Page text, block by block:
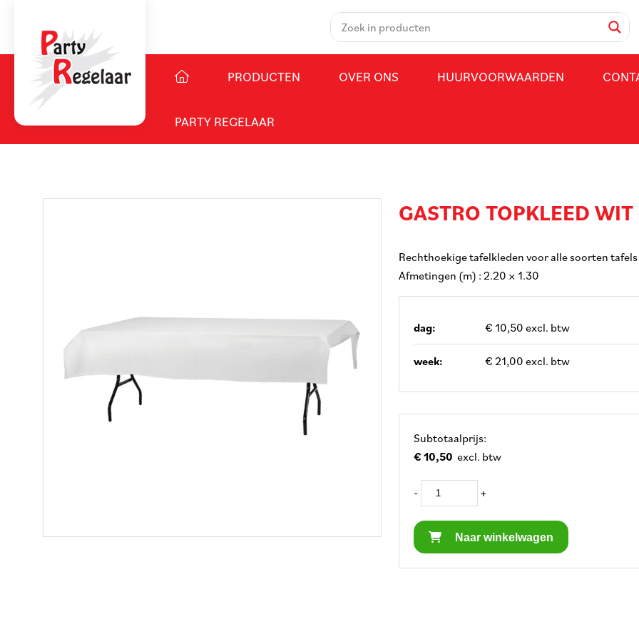
PRODUCTEN OVER ONS HUURVOORWAARDEN
PARTY REGELAAR
GASTRO TOPKLEED
Rechthoekige tafelkleden voor alle soorten tafels
Afmetingen (m) : 2.20 × 1.30
dag: € 10,50 excl. btw
week: € 21,00 excl. btw
Subtotaalprijs:
€ 10,50 excl. btw
- +
Naar winkelwagen